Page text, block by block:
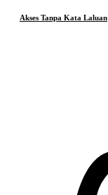
Akses Tanpa Kata Laluan